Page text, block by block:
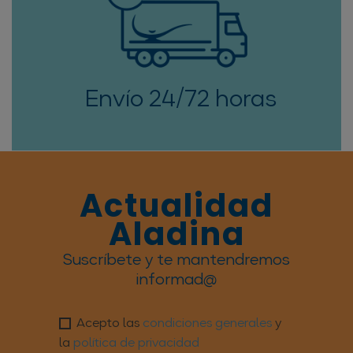
Envío 24/72 horas
Actualidad
Aladina
Suscríbete y te mantendremos
informad@
Acepto lascondiciones generalesy
la política de privacidad